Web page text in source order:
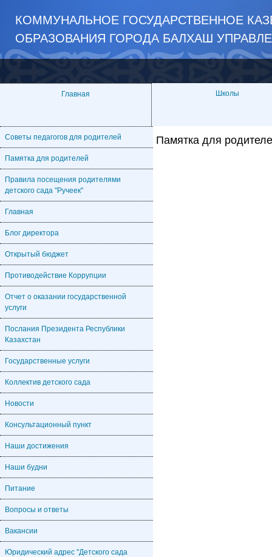
КОММУНАЛЬНОЕ ГОСУДАРСТВЕННОЕ
ОБРАЗОВАНИЯ ГОРОДА БАЛХАШ
Главная Школы
Советы педагогов для родителей
Памятка для родителей
Правила посещения родителями
детского сада "Ручеек"
Главная
Блог директора
Открытый бюджет
Противодействие Коррупции
Отчет о оказании государственной
услуги
Послания Президента Республики
Казахстан
Государственные услуги
Коллектив детского сада
Новости
Консультационный пункт
Наши достижения
Наши будни
Питание
Вопросы и ответы
Вакансии
Юридический адрес "Детского сада
Памятка для